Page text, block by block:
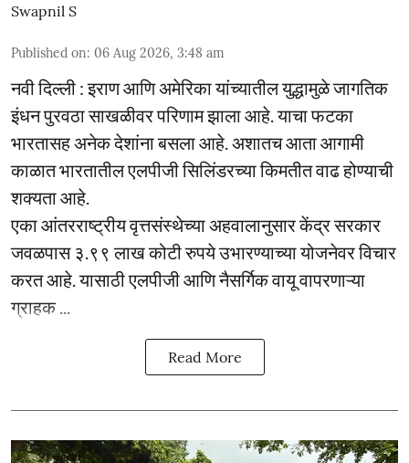
Swapnil S
Published on: 06 Aug 2026, 3:48 am
नवी दिल्ली : इराण आणि अमेरिका यांच्यातील युद्धामुळे जागतिक
इंधन पुरवठा साखळीवर परिणाम झाला आहे. याचा फटका
भारतासह अनेक देशांना बसला आहे. अशातच आता आगामी
काळात भारतातील एलपीजी सिलिंडरच्या किमतीत वाढ होण्याची
शक्यता आहे.
एका आंतरराष्ट्रीय वृत्तसंस्थेच्या अहवालानुसार केंद्र सरकार
जवळपास ३.९९ लाख कोटी रुपये उभारण्याच्या योजनेवर विचार
करत आहे. यासाठी एलपीजी आणि नैसर्गिक वायू वापरणाऱ्या
ग्राहक ...
Read More